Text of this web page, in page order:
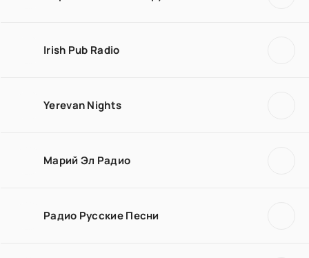
Irish Pub Radio
Yerevan Nights
Марий Эл Радио
Радио Русские Песни